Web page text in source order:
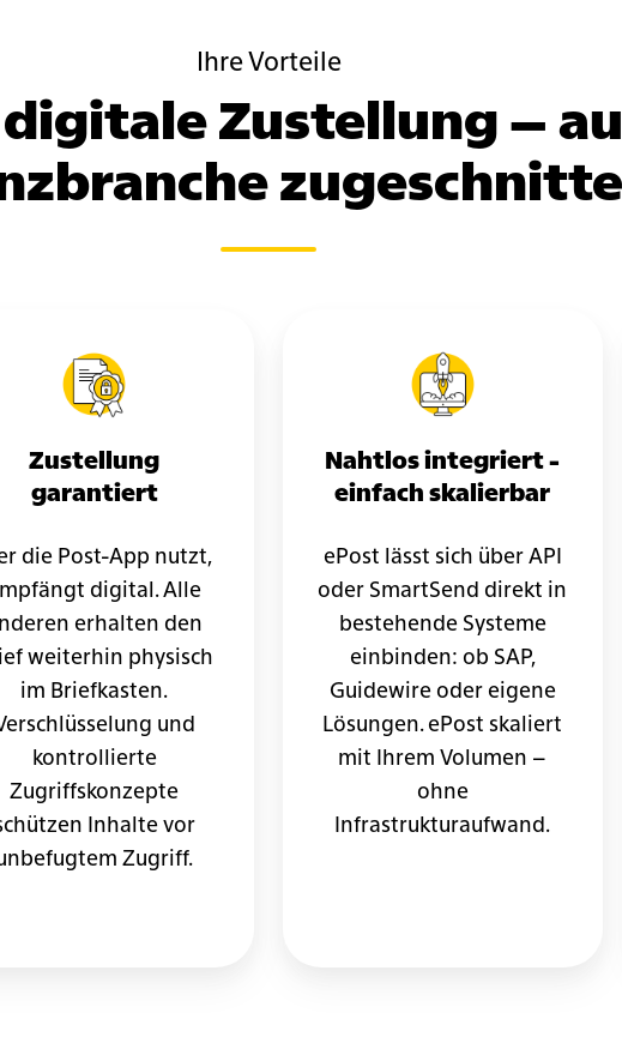
Ihre Vorteile
digitale Zustellung –
Zustellung
garantiert
die Post-App nutzt,
digital. Alle
erhalten den
weiterhin physisch
im Briefkasten.
und
kontrollierte
Zugriffskonzepte
Inhalte vor
Zugriff.
Nahtlos integriert -
einfach skalierbar
ePost lässt sich über API
oder SmartSend direkt in
bestehende Systeme
einbinden: ob SAP,
Guidewire oder eigene
Lösungen. ePost skaliert
mit Ihrem Volumen –
ohne
Infrastrukturaufwand.